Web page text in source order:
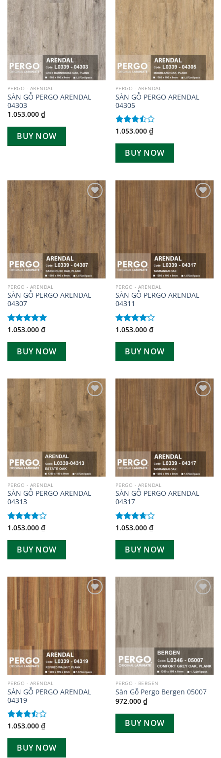
Add to
wishlist
PERGO - ARENDAL
SÀN GỖ PERGO ARENDAL
04303
1.053.000 ₫
BUY NOW
Add to
PERGO - ARENDAL
SÀN GỖ PERGO ARENDAL
04305
Được
3.505
sao
1.053.000 ₫
BUY NOW
Add to
wishlist
PERGO - ARENDAL
SÀN GỖ PERGO ARENDAL
04307
Được xếp
5 sao
1.053.000 ₫
BUY NOW
Add to
PERGO - ARENDAL
SÀN GỖ PERGO ARENDAL
04311
Được
4.005
sao
1.053.000 ₫
BUY NOW
Add to
wishlist
PERGO - ARENDAL
SÀN GỖ PERGO ARENDAL
04313
Được
sao
1.053.000 ₫
BUY NOW
Add to
PERGO - ARENDAL
SÀN GỖ PERGO ARENDAL
04317
Được
3.675
sao
1.053.000 ₫
BUY NOW
PERGO - ARENDAL
SÀN GỖ PERGO ARENDAL
04319
Được
3.505
1.053.000 ₫
BUY NOW
Add to
wishlist
PERGO - BERGEN
Sàn Gỗ Pergo Bergen 05007
972.000 ₫
BUY NOW